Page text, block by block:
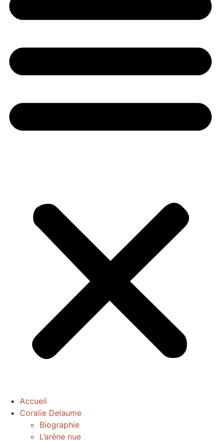
Accueil
Coralie Delaume
Biographie
L’arène nue